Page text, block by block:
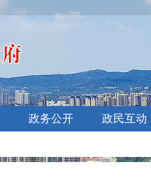
政务公开 政民互动